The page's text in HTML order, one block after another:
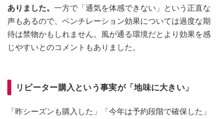
ありました。 一方で「通気を体感できない」という正直な
声もあるので、ベンチレーション効果については過度な期
待は禁物かもしれません。風が通る環境だとより効果を感
じやすいとのコメントもありました。
リピーター購入という事実が「地味に大きい」
「昨シーズンも購入した」「今年は予約段階で確保した」